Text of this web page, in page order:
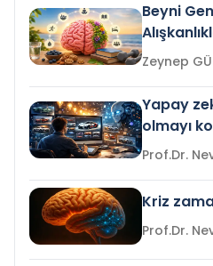
Beyni
Yapay
olmayı
Kriz